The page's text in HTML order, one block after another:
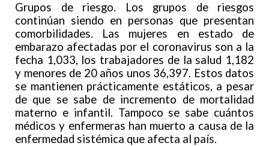
Grupos de riesgo. Los grupos de riesgos
continúan siendo en personas que presentan
comorbilidades. Las mujeres en estado de
embarazo afectadas por el coronavirus son a la
fecha 1,033, los trabajadores de la salud 1,182
y menores de 20 años unos 36,397. Estos datos
se mantienen prácticamente estáticos, a pesar
de que se sabe de incremento de mortalidad
materno e infantil. Tampoco se sabe cuántos
médicos y enfermeras han muerto a causa de la
enfermedad sistémica que afecta al país.